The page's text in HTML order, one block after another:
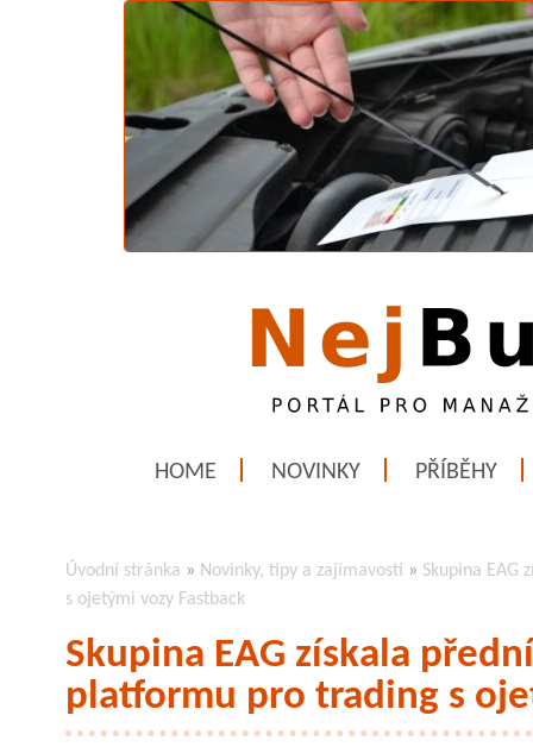
HOME NOVINKY PŘÍBĚHY
Úvodní stránka » Novinky, tipy a zajímavosti » Skupina EAG
s ojetými vozy Fastback
Skupina EAG získala
platformu pro trading s